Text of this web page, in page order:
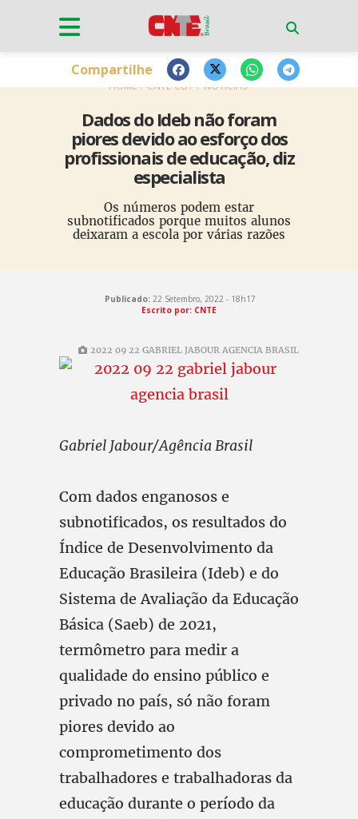
HOME CNTE-CUT NOTÍCIAS
Dados do Ideb não foram
piores devido ao esforço dos
profissionais de educação, diz
especialista
Os números podem estar
subnotificados porque muitos alunos
deixaram a escola por várias razões
Compartilhe
Publicado: 22 Setembro, 2022 - 18h17
Escrito por: CNTE
2022 09 22 GABRIEL JABOUR AGENCIA BRASIL
Gabriel Jabour/Agência Brasil
Com dados enganosos e
subnotificados, os resultados do
Índice de Desenvolvimento da
Educação Brasileira (Ideb) e do
Sistema de Avaliação da Educação
Básica (Saeb) de 2021,
termômetro para medir a
qualidade do ensino público e
privado no país, só não foram
piores devido ao
comprometimento dos
trabalhadores e trabalhadoras da
educação durante o período da